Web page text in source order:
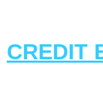
CREDIT